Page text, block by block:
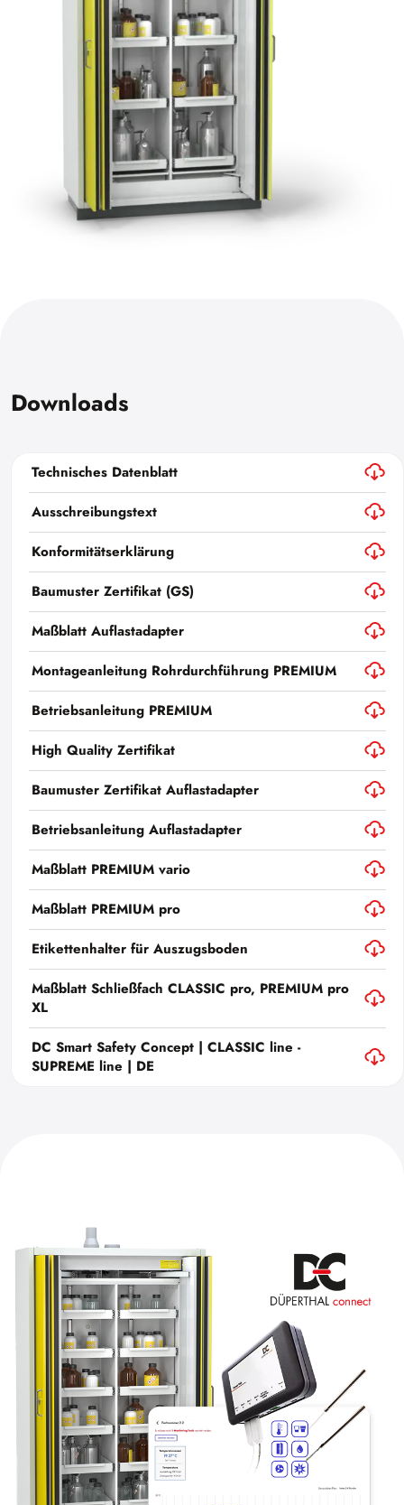
Downloads
Technisches Datenblatt
Ausschreibungstext
Konformitätserklärung
Baumuster Zertifikat (GS)
Maßblatt Auflastadapter
Montageanleitung Rohrdurchführung PREMIUM
Betriebsanleitung PREMIUM
High Quality Zertifikat
Baumuster Zertifikat Auflastadapter
Betriebsanleitung Auflastadapter
Maßblatt PREMIUM vario
Maßblatt PREMIUM pro
Etikettenhalter für Auszugsboden
Maßblatt Schließfach CLASSIC pro, PREMIUM pro
XL
DC Smart Safety Concept | CLASSIC line -
SUPREME line | DE